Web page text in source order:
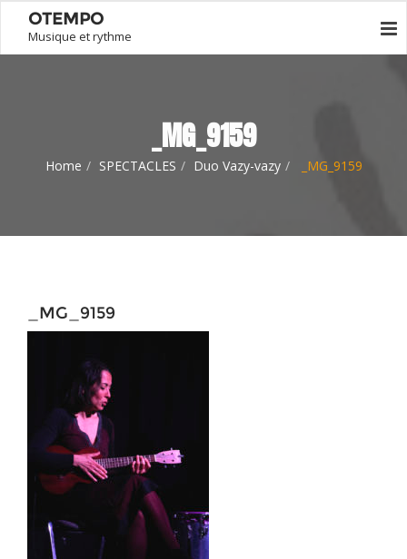
OTEMPO
Musique et rythme
_MG_9159
Home SPECTACLES Duo Vazy-vazy _MG_9159
_MG_9159